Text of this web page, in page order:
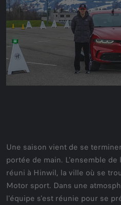
Une saison vient de se
portée de main. L'ensemble de
réuni à Hinwil, la ville où se
Motor sport. Dans une
l'équipe s'est réunie pour se